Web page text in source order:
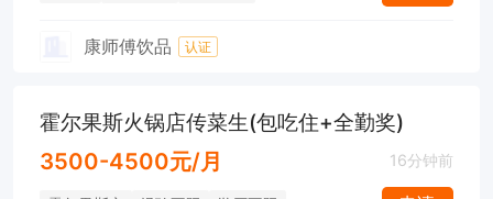
康师傅饮品 认证
霍尔果斯火锅店传菜生(包吃住+全勤奖)
3500-4500元/月 16分钟前